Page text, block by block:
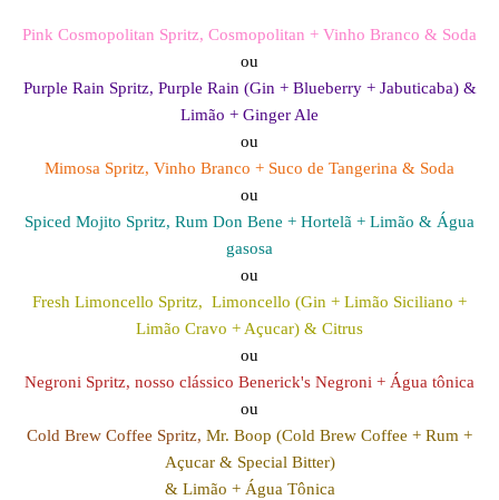
Pink Cosmopolitan Spritz, Cosmopolitan + Vinho Branco & Soda
ou
Purple Rain Spritz, Purple Rain (Gin + Blueberry + Jabuticaba) &
Limão + Ginger Ale
ou
Mimosa Spritz, Vinho Branco + Suco de Tangerina & Soda
ou
Spiced Mojito Spritz, Rum Don Bene + Hortelã + Limão & Água
gasosa
ou
Fresh Limoncello Spritz, Limoncello (Gin + Limão Siciliano +
Limão Cravo + Açucar) & Citrus
ou
Negroni Spritz, nosso clássico Benerick's Negroni + Água tônica
ou
Cold Brew Coffee Spritz, Mr. Boop (Cold Brew Coffee + Rum +
Açucar & Special Bitter)
& Limão + Água Tônica